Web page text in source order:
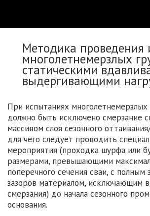
Методика проведения
многолетнемерзлых
статическими
выдергивающими
При испытаниях
должно быть исключено смерзание
массивом слоя сезонного
для чего следует проводить
мероприятия (проходка шурфа или
размерами, превышающими
поперечного сечения сваи, с полным
зазоров материалом, исключающим
смерзания) до начала сезонного
основания.